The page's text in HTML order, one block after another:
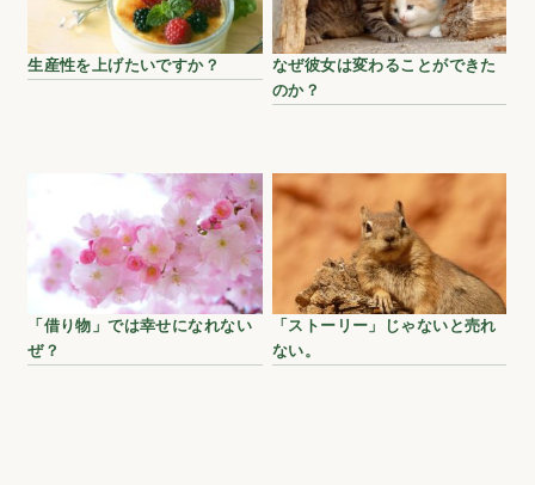
生産性を上げたいですか？
なぜ彼女は変わることができた
のか？
「借り物」では幸せになれない
ぜ？
「ストーリー」じゃないと売れ
ない。